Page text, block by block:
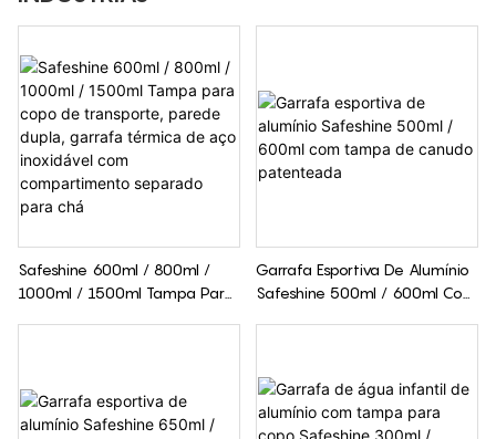
Safeshine 600ml / 800ml /
1000ml / 1500ml Tampa Para
Compartimento Separado
Para Chá
Garrafa Esportiva De Alumínio
Safeshine 500ml / 600ml Com